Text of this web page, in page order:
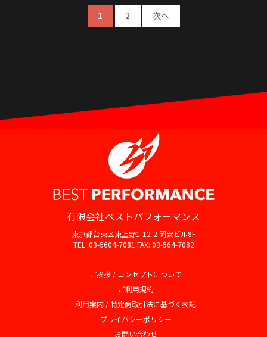
1 2 次へ
有限会社ベストパフォーマンス
東京都台東区東上野1-12-2 岡安ビル8F
TEL: 03-5604-7081 FAX: 03-564-7082
ご挨拶 / コンセプトについて
ご利用規約
利用案内 / 特定商取引法に基づく表記
プライバシーポリシー
お問い合わせ